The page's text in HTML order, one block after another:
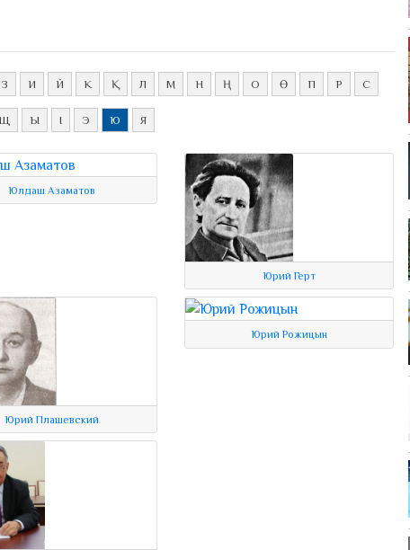
З И Й К Қ Л М Н Ң О Ө П Р С
Щ Ы І Э Ю Я
Юлдаш Азаматов
Юрий Герт
Юрий Плашевский
Юрий Рожицын